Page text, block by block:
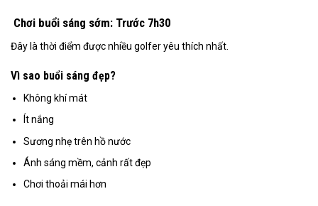
Chơi buổi sáng sớm: Trước 7h30
Đây là thời điểm được nhiều golfer yêu thích nhất.
Vì sao buổi sáng đẹp?
Không khí mát
Ít nắng
Sương nhẹ trên hồ nước
Ánh sáng mềm, cảnh rất đẹp
Chơi thoải mái hơn